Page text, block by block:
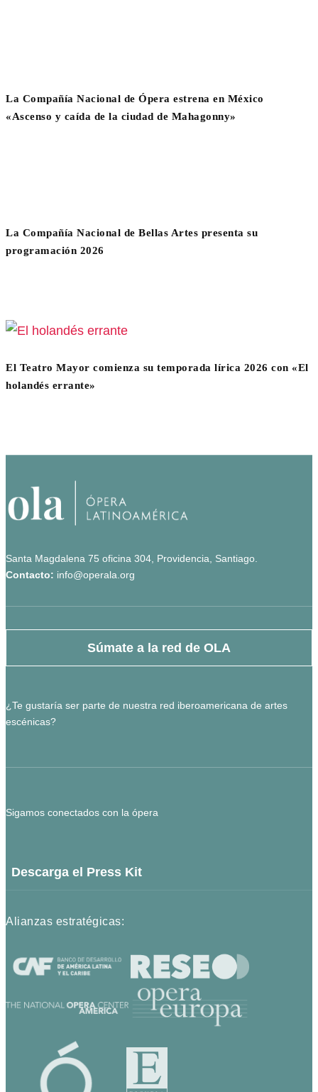
La Compañía Nacional de Ópera estrena en México
«Ascenso y caída de la ciudad de Mahagonny»
La Compañía Nacional de Bellas Artes presenta su
programación 2026
El Teatro Mayor comienza su temporada lírica 2026 con «El
holandés errante»
Santa Magdalena 75 oficina 304, Providencia, Santiago.
Contacto: info@operala.org
Súmate a la red de OLA
¿Te gustaría ser parte de nuestra red iberoamericana de artes
escénicas?
Sigamos conectados con la ópera
Descarga el Press Kit
Alianzas estratégicas: